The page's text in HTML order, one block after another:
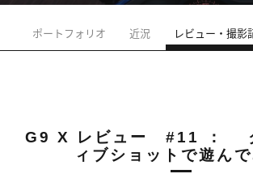
ポートフォリオ 近況 レビュー・撮影
G9 X レビュー #11 ：
ィブショットで遊ん